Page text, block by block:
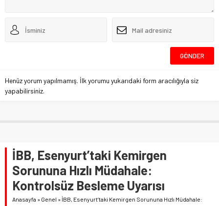
Henüz yorum yapılmamış. İlk yorumu yukarıdaki form aracılığıyla siz
yapabilirsiniz.
İBB, Esenyurt’taki Kemirgen
Sorununa Hızlı Müdahale:
Kontrolsüz Besleme Uyarısı
Anasayfa » Genel » İBB, Esenyurt’taki Kemirgen Sorununa Hızlı Müdahale: